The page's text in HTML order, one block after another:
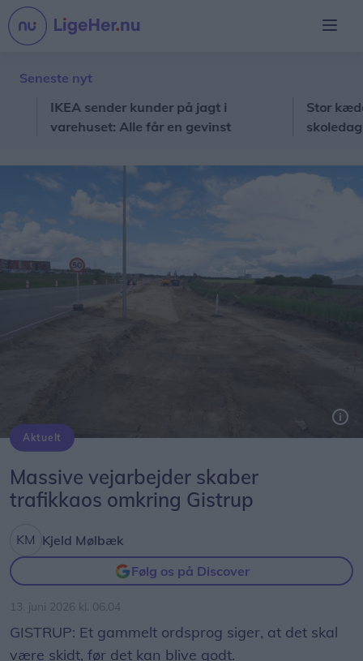
Seneste nyt
IKEA sender kunder på jagt i
varehuset: Alle får en gevinst
Stor kæde
skoledag
Aktuelt
Massive vejarbejder skaber
trafikkaos omkring Gistrup
Kjeld Mølbæk
Følg os på Discover
13. juni 2026 kl. 06.04
GISTRUP: Et gammelt ordsprog siger, at det skal
være skidt, før det kan blive godt.